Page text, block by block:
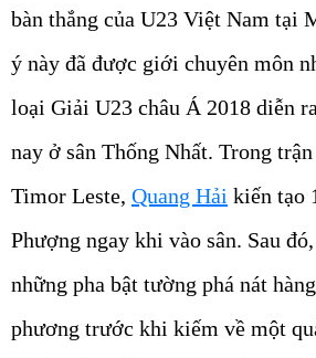
bàn thắng của U23 Việt Nam tại
ý này đã được giới chuyên môn
loại Giải U23 châu Á 2018 diễn
nay ở sân Thống Nhất. Trong
Timor Leste, Quang Hải kiến tạo
Phượng ngay khi vào sân. Sau
những pha bật tường phá nát
phương trước khi kiếm về một